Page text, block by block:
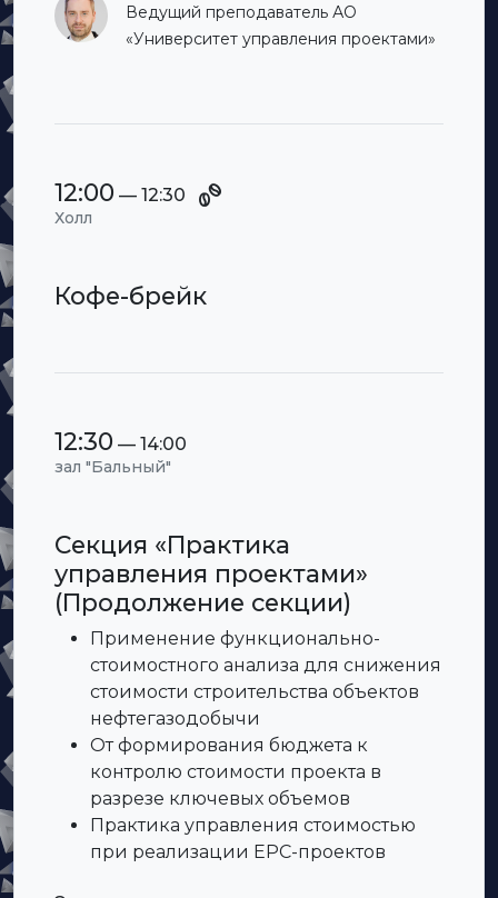
Ведущий преподаватель АО
«Университет управления проектами»
12:00 — 12:30
Холл
Кофе-брейк
12:30 — 14:00
зал "Бальный"
Секция «Практика
управления проектами»
(Продолжение секции)
Применение функционально-
стоимостного анализа для снижения
стоимости строительства объектов
нефтегазодобычи
От формирования бюджета к
контролю стоимости проекта в
разрезе ключевых объемов
Практика управления стоимостью
при реализации ЕРС-проектов